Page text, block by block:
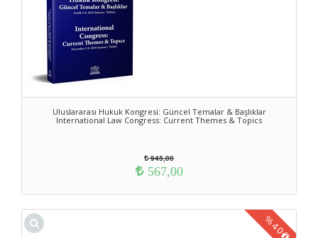
Uluslararası Hukuk Kongresi: Güncel Temalar & Başlıklar
International Law Congress: Current Themes & Topics
945,00
567,00
%40